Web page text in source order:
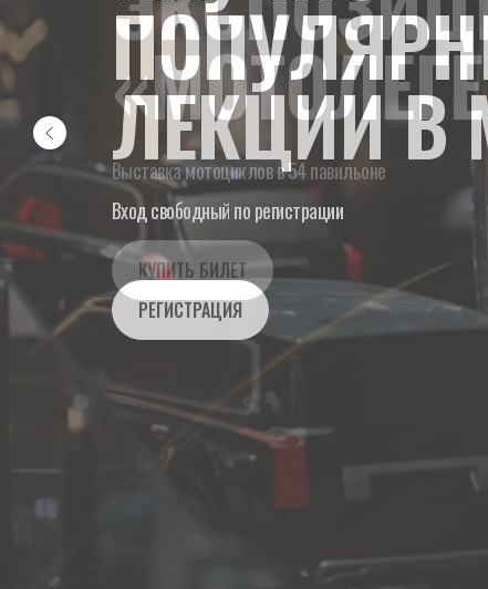
ЛЕКЦИИ В
Вход свободный по регистрации
РЕГИСТРАЦИЯ